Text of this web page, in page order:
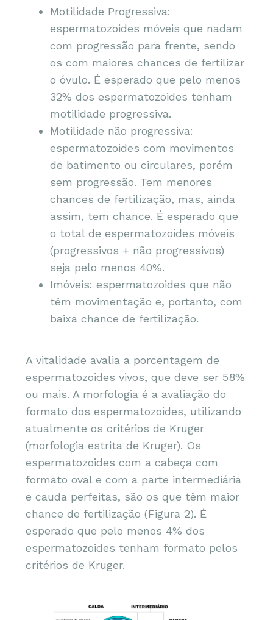
Motilidade Progressiva:
espermatozoides móveis que nadam
com progressão para frente, sendo
os com maiores chances de fertilizar
o óvulo. É esperado que pelo menos
32% dos espermatozoides tenham
motilidade progressiva.
Motilidade não progressiva:
espermatozoides com movimentos
de batimento ou circulares, porém
sem progressão. Tem menores
chances de fertilização, mas, ainda
assim, tem chance. É esperado que
o total de espermatozoides móveis
(progressivos + não progressivos)
seja pelo menos 40%.
Imóveis: espermatozoides que não
têm movimentação e, portanto, com
baixa chance de fertilização.
A vitalidade avalia a porcentagem de
espermatozoides vivos, que deve ser 58%
ou mais. A morfologia é a avaliação do
formato dos espermatozoides, utilizando
atualmente os critérios de Kruger
(morfologia estrita de Kruger). Os
espermatozoides com a cabeça com
formato oval e com a parte intermediária
e cauda perfeitas, são os que têm maior
chance de fertilização (Figura 2). É
esperado que pelo menos 4% dos
espermatozoides tenham formato pelos
critérios de Kruger.